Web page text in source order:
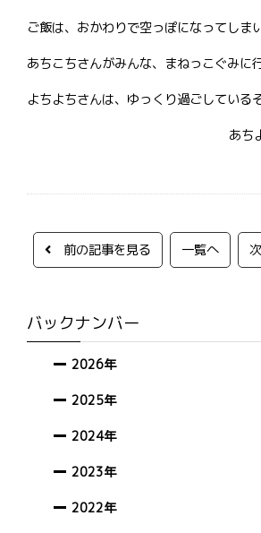
ご飯は、おかわりで空っぽになってし
あちこちさんがみんな、まねっこぐみに
よちよちさんは、ゆっくり過ごしてい
あち
前の記事を見る 一覧へ
バックナンバー
2026年
2025年
2024年
2023年
2022年